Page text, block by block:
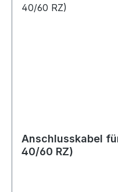
Anschlusskabel
40/60 RZ)